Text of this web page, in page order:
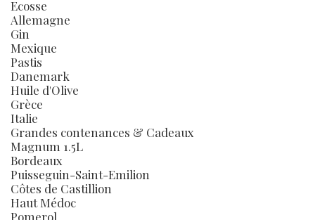
Ecosse
Allemagne
Gin
Mexique
Pastis
Danemark
Huile d'Olive
Grèce
Italie
Grandes contenances & Cadeaux
Magnum 1.5L
Bordeaux
Puisseguin-Saint-Emilion
Côtes de Castillion
Haut Médoc
Pomerol